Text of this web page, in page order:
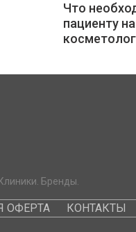
Что
пациенту
Бренды.
ОФЕРТА КОНТАКТЫ